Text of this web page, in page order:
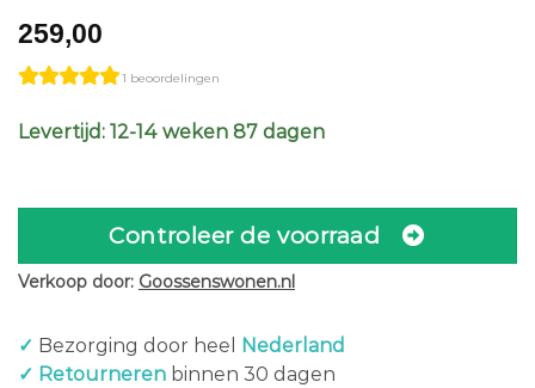
259,00
1 beoordelingen
Levertijd: 12-14 weken 87 dagen
Controleer de voorraad
Verkoop door: Goossenswonen.nl
✓ Bezorging door heel
Nederland
✓ Retourneren binnen 30 dagen